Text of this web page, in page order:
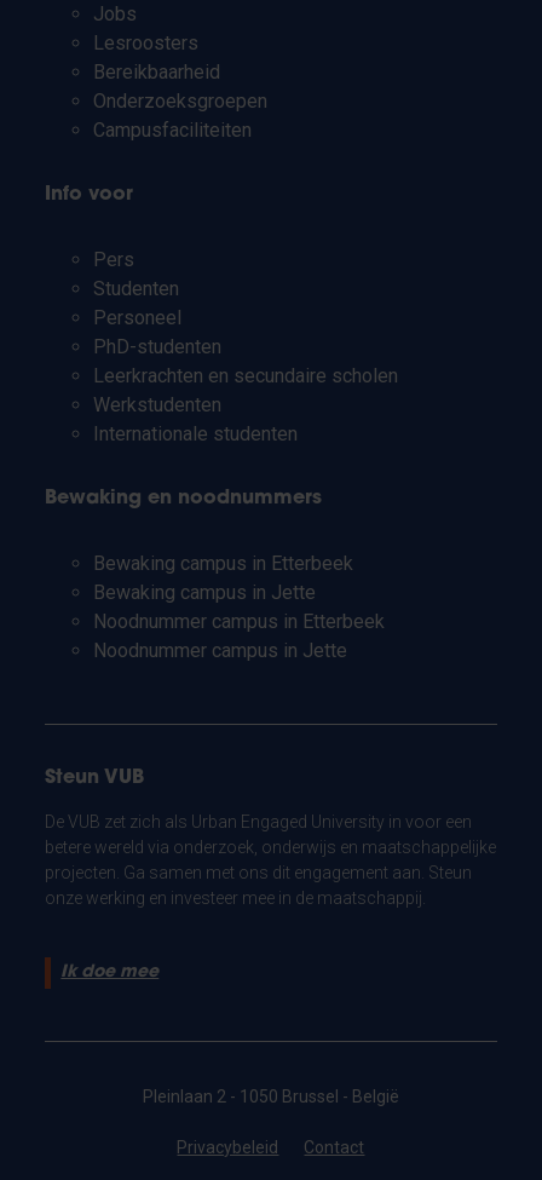
Jobs
Lesroosters
Bereikbaarheid
Onderzoeksgroepen
Campusfaciliteiten
Info voor
Pers
Studenten
Personeel
PhD-studenten
Leerkrachten en secundaire scholen
Werkstudenten
Internationale studenten
Bewaking en noodnummers
Bewaking campus in Etterbeek
Bewaking campus in Jette
Noodnummer campus in Etterbeek
Noodnummer campus in Jette
Steun VUB
De VUB zet zich als Urban Engaged University in voor een
betere wereld via onderzoek, onderwijs en maatschappelijke
projecten. Ga samen met ons dit engagement aan. Steun
onze werking en investeer mee in de maatschappij.
Ik doe mee
Pleinlaan 2 - 1050 Brussel - België
Privacybeleid Contact